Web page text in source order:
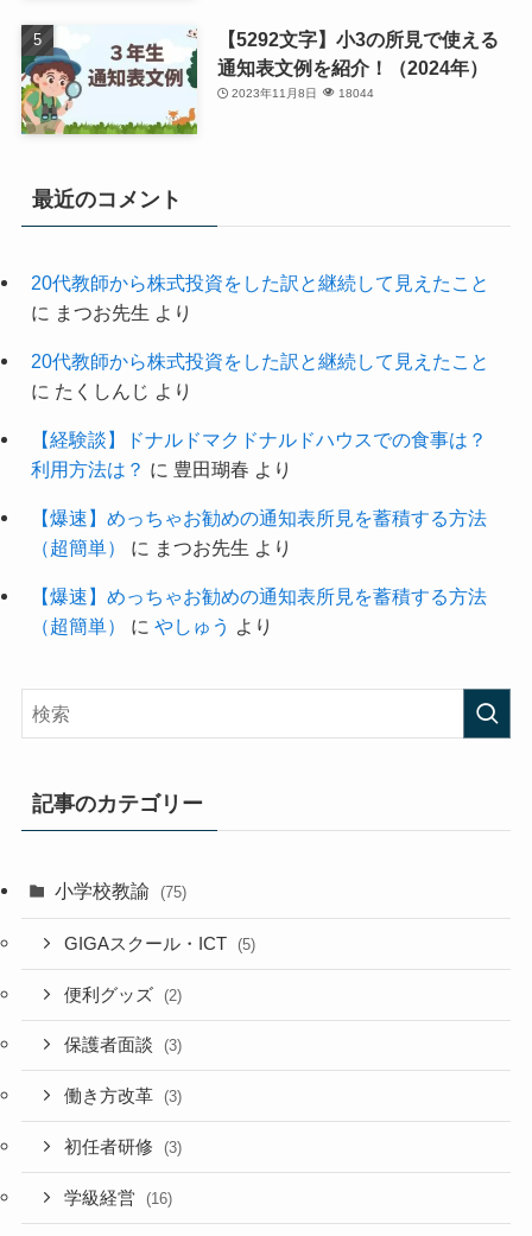
【5292文字】小3の所見で使える
通知表文例を紹介！（2024年）
2023年11月8日 18044
最近のコメント
20代教師から株式投資をした訳と継続して見えたこと
に まつお先生 より
20代教師から株式投資をした訳と継続して見えたこと
に たくしんじ より
【経験談】ドナルドマクドナルドハウスでの食事は？
利用方法は？ に 豊田瑚春 より
【爆速】めっちゃお勧めの通知表所見を蓄積する方法
（超簡単）
に まつお先生 より
【爆速】めっちゃお勧めの通知表所見を蓄積する方法
（超簡単）
に やしゅう より
記事のカテゴリー
小学校教諭 (75)
GIGAスクール・ICT (5)
便利グッズ (2)
保護者面談 (3)
働き方改革 (3)
初任者研修 (3)
学級経営 (16)